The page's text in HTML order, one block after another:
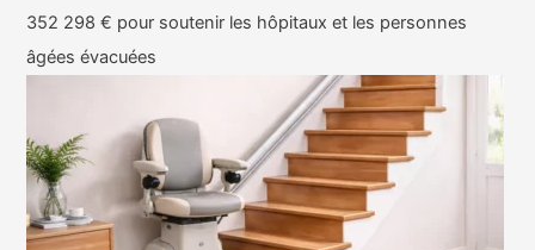
352 298 € pour soutenir les hôpitaux et les personnes
âgées évacuées